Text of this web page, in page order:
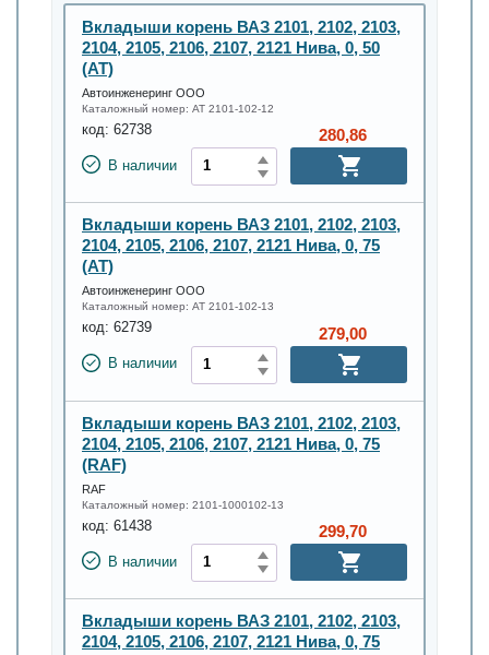
Вкладыши корень ВАЗ 2101, 2102, 2103,
2104, 2105, 2106, 2107, 2121 Нива, 0, 50
(AT)
Автоинженеринг ООО
Каталожный номер: AT 2101-102-12
код: 62738
В наличии
280,86
Вкладыши корень ВАЗ 2101, 2102, 2103,
2104, 2105, 2106, 2107, 2121 Нива, 0, 75
(AT)
Автоинженеринг ООО
Каталожный номер: AT 2101-102-13
код: 62739
В наличии
279,00
Вкладыши корень ВАЗ 2101, 2102, 2103,
2104, 2105, 2106, 2107, 2121 Нива, 0, 75
(RAF)
RAF
Каталожный номер: 2101-1000102-13
код: 61438
В наличии
299,70
Вкладыши корень ВАЗ 2101, 2102, 2103,
2104, 2105, 2106, 2107, 2121 Нива, 0, 75